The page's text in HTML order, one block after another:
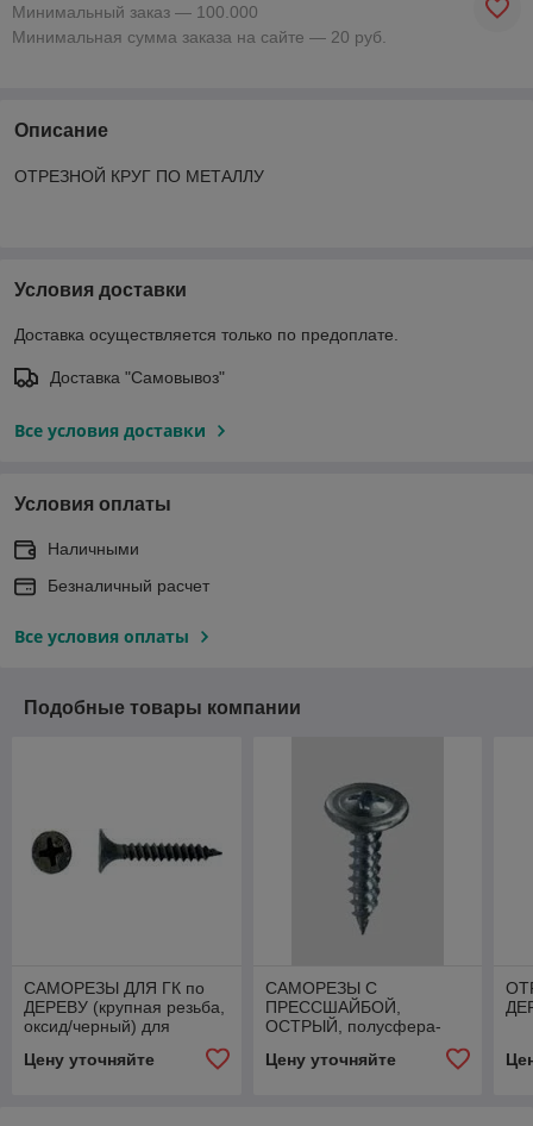
Минимальный заказ — 100.000
Минимальная сумма заказа на сайте — 20 руб.
Описание
ОТРЕЗНОЙ КРУГ ПО МЕТАЛЛУ
Условия доставки
Доставка осуществляется только по предоплате.
Доставка "Самовывоз"
Все условия доставки
Условия оплаты
Наличными
Безналичный расчет
Все условия оплаты
Подобные товары компании
САМОРЕЗЫ ДЛЯ ГК по
ДЕРЕВУ (крупная резьба,
оксид/черный) для
крепления гипсокартона к
деревянной обрешетке
Цену уточняйте
САМОРЕЗЫ С
ПРЕССШАЙБОЙ,
ОСТРЫЙ, полусфера-
крепления листового
Цену уточняйте